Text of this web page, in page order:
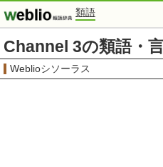
類語
Channel 3の類語・
Weblioシソーラス